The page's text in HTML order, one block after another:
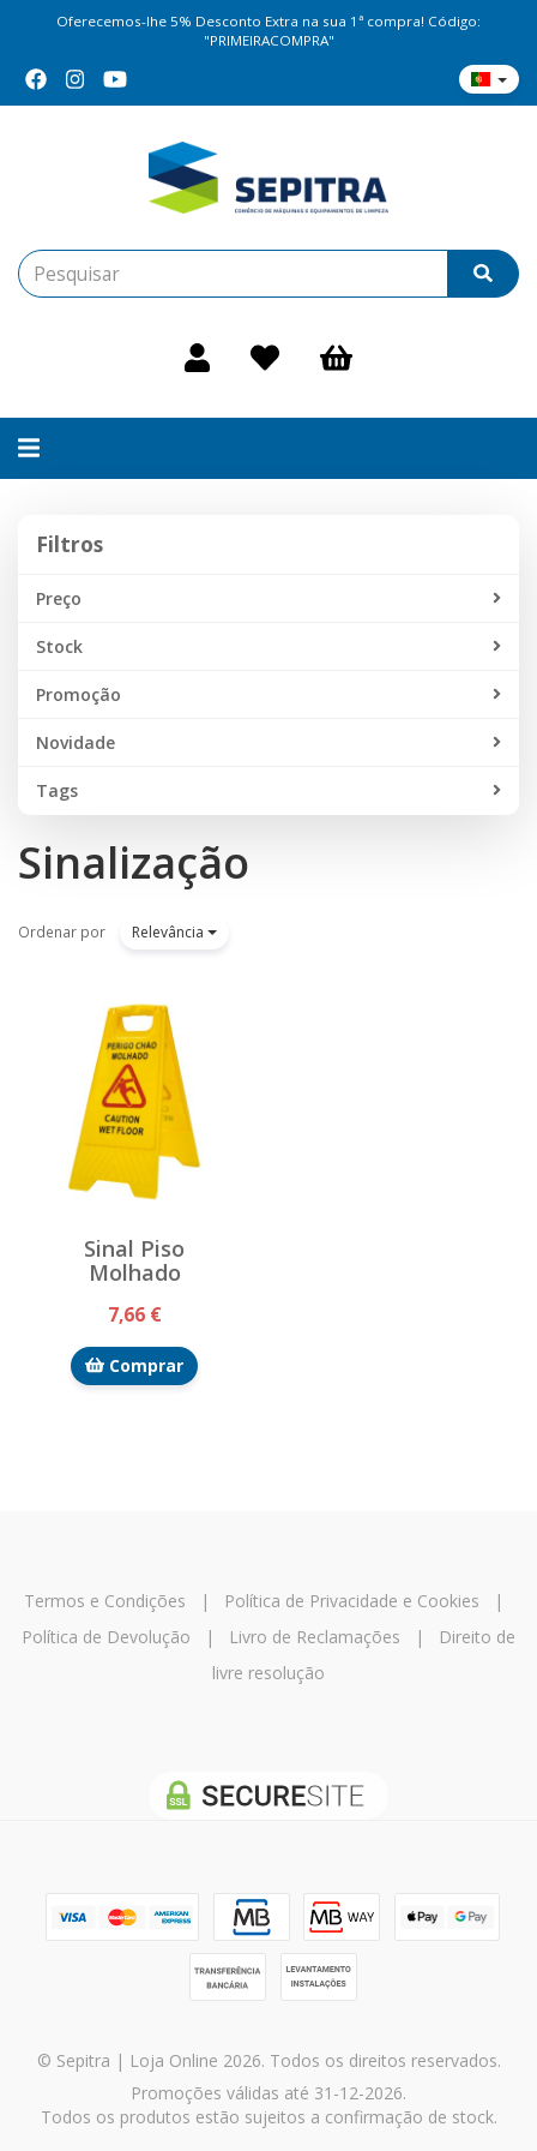
Oferecemos-lhe 5% Desconto Extra na sua 1ª compra! Código:
"PRIMEIRACOMPRA"
Alternar
Filtros
Preço
Stock
Promoção
Novidade
Tags
Sinalização
Ordenar por Relevância
Sinal Piso
Molhado
7,66 €
Comprar
Termos e Condições | Política de Privacidade e Cookies |
Política de Devolução | Livro de Reclamações |
Direito de
livre resolução
© Sepitra | Loja Online 2026. Todos os direitos reservados.
Promoções válidas até 31-12-2026.
Todos os produtos estão sujeitos a confirmação de stock.